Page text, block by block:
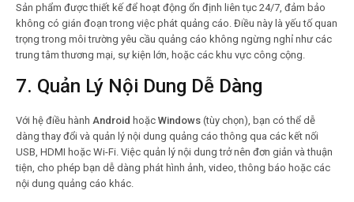
Sản phẩm được thiết kế để hoạt động ổn định liên tục 24/7, đảm bảo
không có gián đoạn trong việc phát quảng cáo. Điều này là yếu tố quan
trọng trong môi trường yêu cầu quảng cáo không ngừng nghỉ như các
trung tâm thương mại, sự kiện lớn, hoặc các khu vực công cộng.
7. Quản Lý Nội Dung Dễ Dàng
Với hệ điều hành Android hoặc Windows (tùy chọn), bạn có thể dễ
dàng thay đổi và quản lý nội dung quảng cáo thông qua các kết nối
USB, HDMI hoặc Wi-Fi. Việc quản lý nội dung trở nên đơn giản và thuận
tiện, cho phép bạn dễ dàng phát hình ảnh, video, thông báo hoặc các
nội dung quảng cáo khác.